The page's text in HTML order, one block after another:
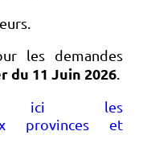
les demandes
du 11 Juin 2026
ici les
provinces et